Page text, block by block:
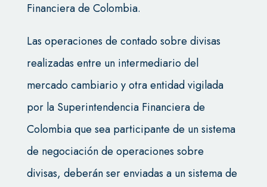
Financiera de Colombia.
Las operaciones de contado sobre divisas
realizadas entre un intermediario del
mercado cambiario y otra entidad vigilada
por la Superintendencia Financiera de
Colombia que sea participante de un sistema
de negociación de operaciones sobre
divisas, deberán ser enviadas a un sistema de